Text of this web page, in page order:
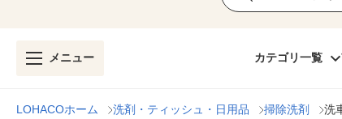
メニュー カテゴリ一覧
LOHACOホーム 洗剤・ティッシュ・日用品 掃除洗剤 洗